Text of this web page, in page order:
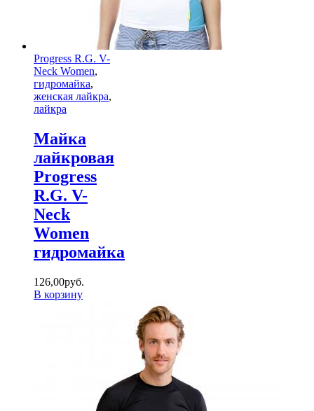
Progress R.G. V-
Neck Women,
гидромайка,
женская лайкра,
лайкра
Майка
лайкровая
Progress
R.G. V-
Neck
Women
гидромайка
126,00руб.
В корзину